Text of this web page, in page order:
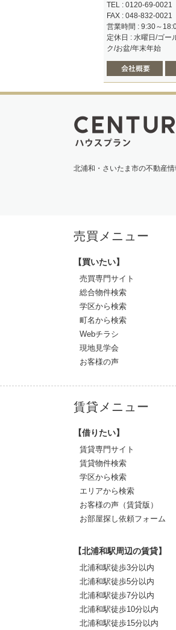
TEL : 0120-69-0021
FAX : 048-832-0021
営業時間 : 9:30～
定休日 : 水曜日/ゴー
ク/お盆/年末年始
北浦和・さいたま市の不動産
売買メニュー
【買いたい】
売買専門サイト
総合物件検索
学区から検索
町名から検索
Webチラシ
現地見学会
お客様の声
賃貸メニュー
【借りたい】
賃貸専門サイト
賃貸物件検索
学区から検索
エリアから検索
お客様の声（賃貸版）
お部屋探し依頼フォーム
【北浦和駅周辺の賃貸】
北浦和駅徒歩3分以内
北浦和駅徒歩5分以内
北浦和駅徒歩7分以内
北浦和駅徒歩10分以内
北浦和駅徒歩15分以内